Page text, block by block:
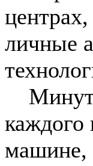
личные
каждого
машине,